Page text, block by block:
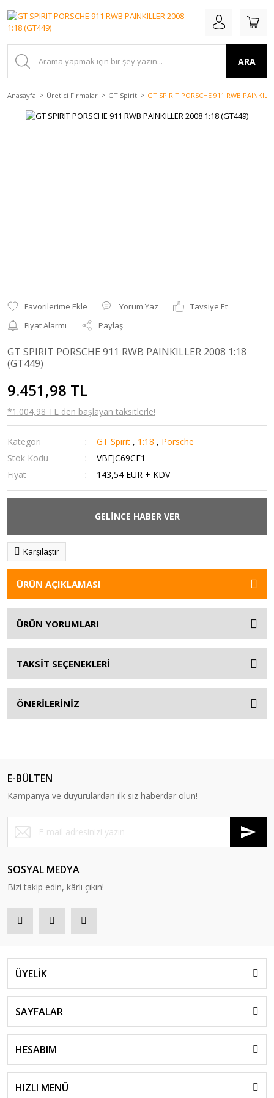
ARA
Anasayfa Üretici Firmalar GT Spirit GT SPIRIT PORSCHE 911 RWB
Yorum Yaz
Tavsiye Et
Fiyat Alarmı
Paylaş
GT SPIRIT PORSCHE 911 RWB PAINKILLER 2008 1:18
(GT449)
9.451,98 TL
*1.004,98 TL den başlayan taksitlerle!
Kategori GT Spirit , 1:18 , Porsche
Stok Kodu
VBEJC69CF1
Fiyat
143,54 EUR + KDV
GELİNCE HABER VER
Karşılaştır
ÜRÜN AÇIKLAMASI
ÜRÜN YORUMLARI
TAKSİT SEÇENEKLERİ
ÖNERİLERİNİZ
E-BÜLTEN
Kampanya ve duyurulardan ilk siz haberdar olun!
SOSYAL MEDYA
Bizi takip edin, kârlı çıkın!
ÜYELİK
SAYFALAR
HESABIM
HIZLI MENÜ